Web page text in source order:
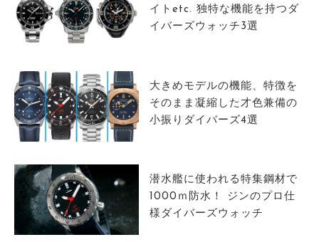
イトetc. 独特な機能を持つダ
イバーズウォッチ3選
大きめモデルの機能、特徴を
そのまま凝縮した才色兼備の
小振りダイバーズ4選
潜水艦に使われる特集鋼材で
1000ｍ防水！ ジンのプロ仕
様ダイバーズウォッチ